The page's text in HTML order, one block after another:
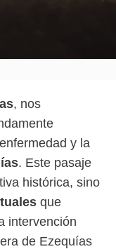
, nos
y la
. Este pasaje
histórica, sino
que
intervención
de Ezequías